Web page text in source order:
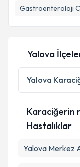
Gastroenteroloji
Kişisel
Metni
'ni
Yalova
Yalova
Karaciğerin
Hastalıklar
Yalova Merkez